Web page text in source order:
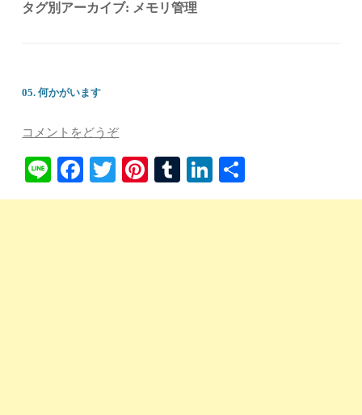
タグ別アーカイブ: メモリ管理
05. 何かがいます
コメントをどうぞ
Li
ne
Fa
ce
T
wi
Pi
nt
T
u
Li
nk 有